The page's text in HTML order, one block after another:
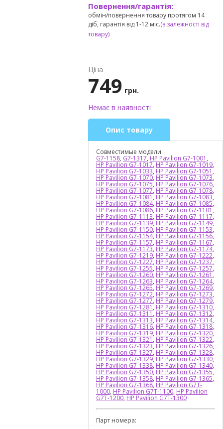
Повернення/гарантія:
обмін/повернення товару протягом 14
діб, гарантія від 1-12 міс.(в залежності від
товару)
Ціна
749 грн.
Немає в наявності
Опис товару
Совместимые модели:
G7-1158, G7-1317, HP Pavilion G7-1001 ,
HP Pavilion G7-1017, HP Pavilion G7-1019,
HP Pavilion G7-1033, HP Pavilion G7-1051 ,
HP Pavilion G7-1070, HP Pavilion G7-1073,
HP Pavilion G7-1075, HP Pavilion G7-1076,
HP Pavilion G7-1077, HP Pavilion G7-1078,
HP Pavilion G7-1081 , HP Pavilion G7-1083,
HP Pavilion G7-1084, HP Pavilion G7-1085,
HP Pavilion G7-1086, HP Pavilion G7-1101 ,
HP Pavilion G7-1113, HP Pavilion G7-1117,
HP Pavilion G7-1139, HP Pavilion G7-1149,
HP Pavilion G7-1150, HP Pavilion G7-1153,
HP Pavilion G7-1154, HP Pavilion G7-1156,
HP Pavilion G7-1157, HP Pavilion G7-1167,
HP Pavilion G7-1173, HP Pavilion G7-1174,
HP Pavilion G7-1219, HP Pavilion G7-1222,
HP Pavilion G7-1227, HP Pavilion G7-1237,
HP Pavilion G7-1255, HP Pavilion G7-1257,
HP Pavilion G7-1260, HP Pavilion G7-1261 ,
HP Pavilion G7-1263, HP Pavilion G7-1264,
HP Pavilion G7-1265, HP Pavilion G7-1269,
HP Pavilion G7-1272, HP Pavilion G7-1273,
HP Pavilion G7-1277, HP Pavilion G7-1279,
HP Pavilion G7-1281 , HP Pavilion G7-1310,
HP Pavilion G7-1311 , HP Pavilion G7-1312,
HP Pavilion G7-1313, HP Pavilion G7-1314,
HP Pavilion G7-1316, HP Pavilion G7-1318,
HP Pavilion G7-1319, HP Pavilion G7-1320,
HP Pavilion G7-1321 , HP Pavilion G7-1322,
HP Pavilion G7-1323, HP Pavilion G7-1326,
HP Pavilion G7-1327, HP Pavilion G7-1328,
HP Pavilion G7-1329, HP Pavilion G7-1330,
HP Pavilion G7-1338, HP Pavilion G7-1340,
HP Pavilion G7-1350, HP Pavilion G7-1355,
HP Pavilion G7-1358, HP Pavilion G7-1365,
HP Pavilion G7-1368, HP Pavilion G7T-
1000, HP Pavilion G7T-1100, HP Pavilion
G7T-1200, HP Pavilion G7T-1300
Парт номера: